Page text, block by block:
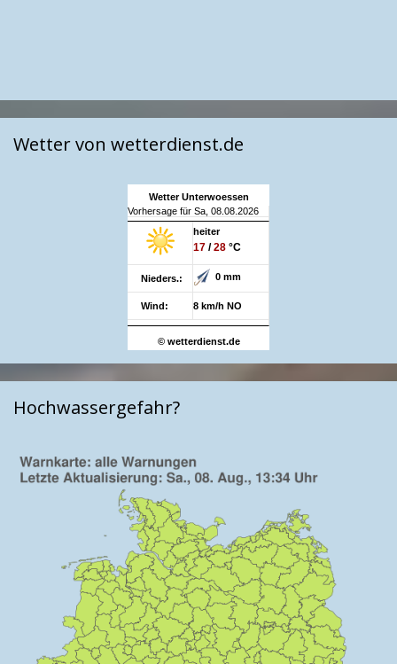
Wetter von wetterdienst.de
Wetter Unterwoessen
Vorhersage für Sa, 08.08.2026
heiter
17 /28 °C
Nieders.: 0 mm
Wind: 8 km/h NO
© wetterdienst.de
Hochwassergefahr?